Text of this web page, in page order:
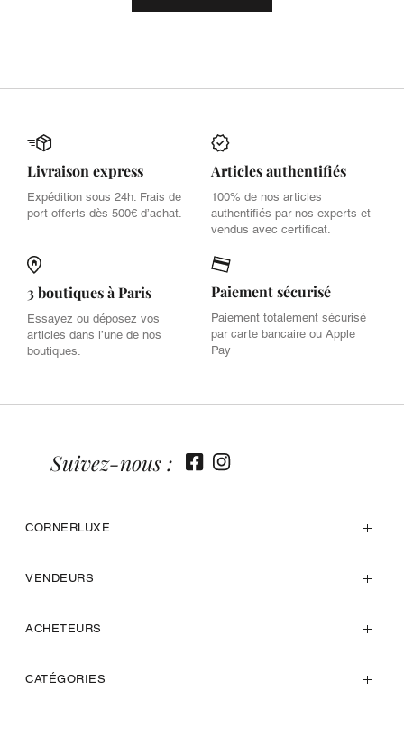
Livraison express
Expédition sous 24h. Frais de
port offerts dès 500€ d’achat.
Articles authentifiés
100% de nos articles
authentifiés par nos experts et
vendus avec certificat.
3 boutiques à Paris
Essayez ou déposez vos
articles dans l’une de nos
boutiques.
Paiement sécurisé
Paiement totalement sécurisé
par carte bancaire ou Apple
Pay
CORNERLUXE
VENDEURS
ACHETEURS
CATÉGORIES
Suivez-nous :